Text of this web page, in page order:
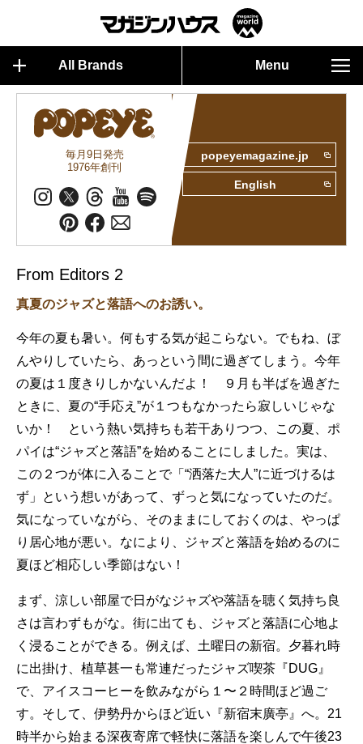
All Brands Menu
毎月9日発売
1976年創刊
popeyemagazine.jp
English
From Editors 2
真夏のジャズと落語へのお誘い。
今年の夏も暑い。何もする気が起こらない。でもね、ぼ
んやりしていたら、あっという間に過ぎてしまう。今年
の夏は１度きりしかないんだよ！ ９月も半ばを過ぎた
ときに、夏の“手応え”が１つもなかったら寂しいじゃな
いか！ という熱い気持ちも若干ありつつ、この夏、ポ
パイは“ジャズと落語”を始めることにしました。実は、
この２つが体に入ることで「“洒落た大人”に近づけるは
ず」という想いがあって、ずっと気になっていたのだ。
気になっていながら、そのままにしておくのは、やっぱ
り居心地が悪い。なにより、ジャズと落語を始めるのに
夏ほど相応しい季節はない！
まず、涼しい部屋で日がなジャズや落語を聴く気持ち良
さは言わずもがな。街に出ても、ジャズと落語に心地よ
く浸ることができる。例えば、土曜日の新宿。夕暮れ時
に出掛け、植草甚一も常連だったジャズ喫茶『DUG』
で、アイスコーヒーを飲みながら１〜２時間ほど過ご
す。そして、伊勢丹からほど近い『新宿末廣亭』へ。21
時半から始まる深夜寄席で軽快に落語を楽しんで午後23